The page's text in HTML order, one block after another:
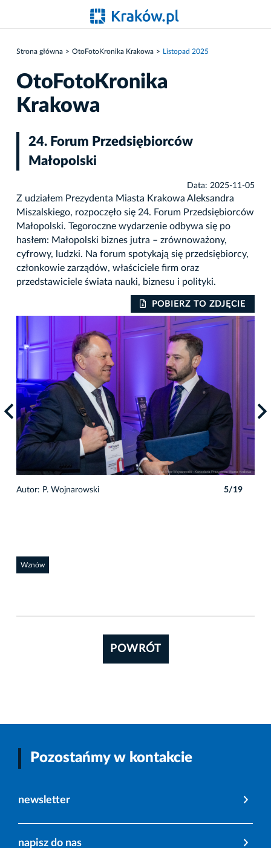
Strona główna OtoFotoKronika Krakowa Listopad 2025
OtoFotoKronika
Krakowa
24. Forum Przedsiębiorców
Małopolski
Data: 2025-11-05
Z udziałem Prezydenta Miasta Krakowa Aleksandra
Miszalskiego, rozpoczęło się 24. Forum Przedsiębiorców
Małopolski. Tegoroczne wydarzenie odbywa się po
hasłem: Małopolski biznes jutra – zrównoważony,
cyfrowy, ludzki. Na forum spotykają się przedsiębiorcy,
członkowie zarządów, właściciele firm oraz
przedstawiciele świata nauki, biznesu i polityki.
POBIERZ TO ZDJĘCIE
Autor: P. Wojnarowski 5/19
Wznów
POWRÓT
Pozostańmy w kontakcie
newsletter
napisz do nas